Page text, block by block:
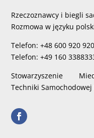
Rzeczoznawcy i biegli
Rozmowa w języku
Telefon: +48 600 920 920
Telefon: +49 160
Stowarzyszenie
Techniki Samochodowej